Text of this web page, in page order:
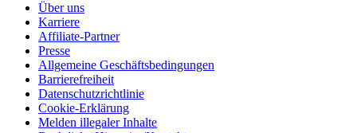
Über uns
Karriere
Affiliate-Partner
Presse
Allgemeine Geschäftsbedingungen
Barrierefreiheit
Datenschutzrichtlinie
Cookie-Erklärung
Melden illegaler Inhalte